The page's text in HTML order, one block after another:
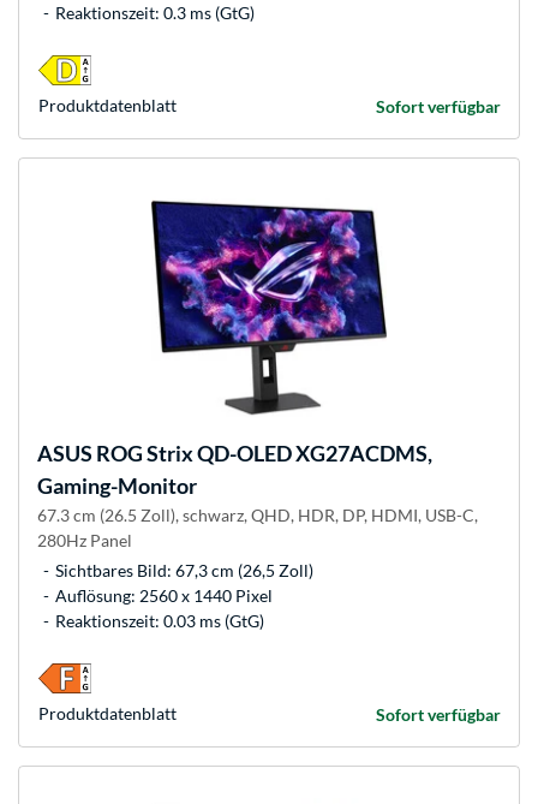
Reaktionszeit: 0.3 ms (GtG)
Sofort verfügbar
Produkt­datenblatt
ASUS ROG Strix QD-OLED XG27ACDMS,
Gaming-Monitor
67.3 cm (26.5 Zoll), schwarz, QHD, HDR, DP, HDMI, USB-C,
280Hz Panel
Sichtbares Bild: 67,3 cm (26,5 Zoll)
Auflösung: 2560 x 1440 Pixel
Reaktionszeit: 0.03 ms (GtG)
Sofort verfügbar
Produkt­datenblatt